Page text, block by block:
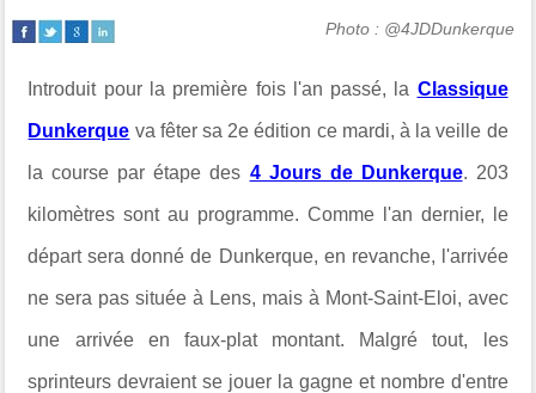
Photo : @4JDDunkerque
Introduit pour la première fois l'an passé, la Classique
Dunkerque va fêter sa 2e édition ce mardi, à la veille de
la course par étape des 4 Jours de Dunkerque. 203
kilomètres sont au programme. Comme l'an dernier, le
départ sera donné de Dunkerque, en revanche, l'arrivée
ne sera pas située à Lens, mais à Mont-Saint-Eloi, avec
une arrivée en faux-plat montant. Malgré tout, les
sprinteurs devraient se jouer la gagne et nombre d'entre